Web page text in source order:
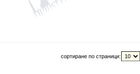
сортиране по страници: